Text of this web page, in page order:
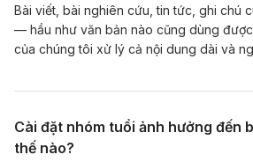
Bài viết, bài nghiên cứu, tin tức, ghi chú
— hầu như văn bản nào cũng dùng
của chúng tôi xử lý cả nội dung dài và
Cài đặt nhóm tuổi ảnh hưởng đến
thế nào?